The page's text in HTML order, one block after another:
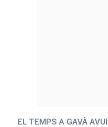
EL TEMPS A GAVÀ AVUI